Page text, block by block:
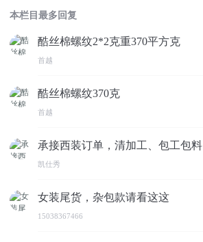
本栏目最多回复
酷丝棉螺纹2*2克重370平方克
首越
酷丝棉螺纹370克
首越
承接西装订单，清加工、包工包料
凯仕秀
女装尾货，杂包款请看这这
15038367466